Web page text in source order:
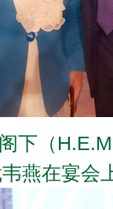
下（
燕在宴会